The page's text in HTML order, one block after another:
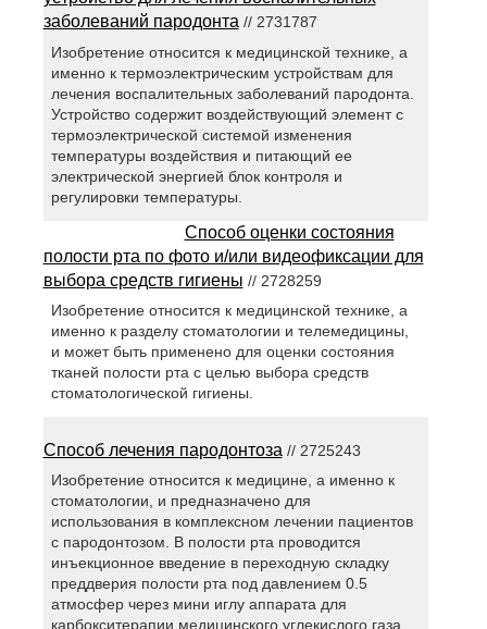
заболеваний пародонта// 2731787
Изобретение относится к медицинской технике, а
именно к термоэлектрическим устройствам для
лечения воспалительных заболеваний пародонта.
Устройство содержит воздействующий элемент с
термоэлектрической системой изменения
температуры воздействия и питающий ее
электрической энергией блок контроля и
регулировки температуры.
Способ оценки состояния
полости рта по фото и/или видеофиксации для
выбора средств гигиены // 2728259
Изобретение относится к медицинской технике, а
именно к разделу стоматологии и телемедицины,
и может быть применено для оценки состояния
тканей полости рта с целью выбора средств
стоматологической гигиены.
Способ лечения пародонтоза // 2725243
Изобретение относится к медицине, а именно к
стоматологии, и предназначено для
использования в комплексном лечении пациентов
с пародонтозом. В полости рта проводится
инъекционное введение в переходную складку
преддверия полости рта под давлением 0.5
атмосфер через мини иглу аппарата для
карбокситерапии медицинского углекислого газа